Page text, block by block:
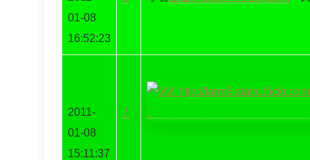
01-08
16:52:23
2011-
01-08
15:11:37
7